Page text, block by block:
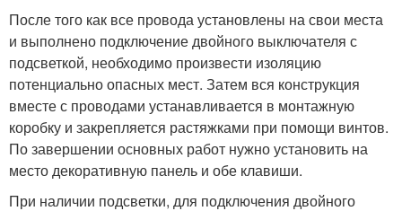
После того как все провода установлены на свои места
и выполнено подключение двойного выключателя с
подсветкой, необходимо произвести изоляцию
потенциально опасных мест. Затем вся конструкция
вместе с проводами устанавливается в монтажную
коробку и закрепляется растяжками при помощи винтов.
По завершении основных работ нужно установить на
место декоративную панель и обе клавиши.
При наличии подсветки, для подключения двойного